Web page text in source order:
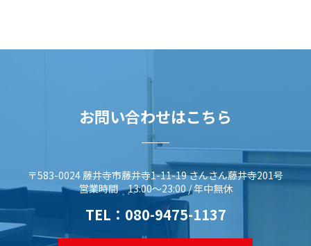
お問い合わせはこちら
〒583-0024 藤井寺市藤井寺1-11-19 さんさん藤井寺201号
営業時間 13:00～23:00 / 年中無休
TEL： 080-9475-1137